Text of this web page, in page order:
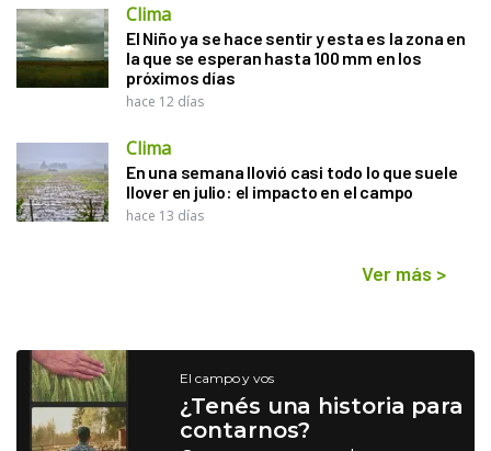
Clima
El Niño ya se hace sentir y esta es la zona en
la que se esperan hasta 100 mm en los
próximos días
hace 12 días
Clima
En una semana llovió casi todo lo que suele
llover en julio: el impacto en el campo
hace 13 días
Ver más >
El campo y vos
¿Tenés una historia para
contarnos?